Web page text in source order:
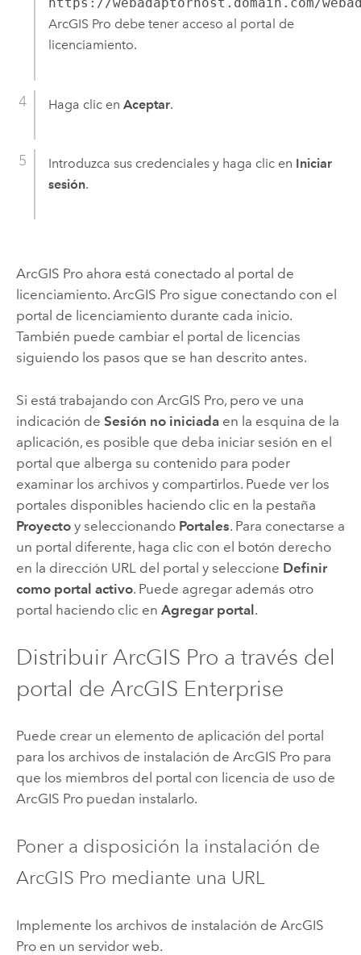
https://webadaptorhost.domain.com/
ArcGIS Pro debe tener acceso al portal de
licenciamiento.
Haga clic en Aceptar.
Introduzca sus credenciales y haga clic en Iniciar
sesión.
ArcGIS Proahora está conectado al portal de
licenciamiento. ArcGIS Prosigue conectando con el
portal de licenciamiento durante cada inicio.
También puede cambiar el portal de licencias
siguiendo los pasos que se han descrito antes.
Si está trabajando con ArcGIS Pro, pero ve una
indicación de Sesión no iniciadaen la esquina de la
aplicación, es posible que deba iniciar sesión en el
portal que alberga su contenido para poder
examinar los archivos y compartirlos. Puede ver los
portales disponibles haciendo clic en la pestaña
Proyectoy seleccionando Portales. Para conectarse a
un portal diferente, haga clic con el botón derecho
en la dirección URL del portal y seleccione Definir
como portal activo. Puede agregar además otro
portal haciendo clic en Agregar portal.
Distribuir ArcGIS Pro a través del
portal de ArcGIS Enterprise
Puede crear un elemento de aplicación del portal
para los archivos de instalación de ArcGIS Propara
que los miembros del portal con licencia de uso de
ArcGIS Propuedan instalarlo.
Poner a disposición la instalación de
ArcGIS Pro mediante una URL
Implemente los archivos de instalación de ArcGIS
Proen un servidor web.